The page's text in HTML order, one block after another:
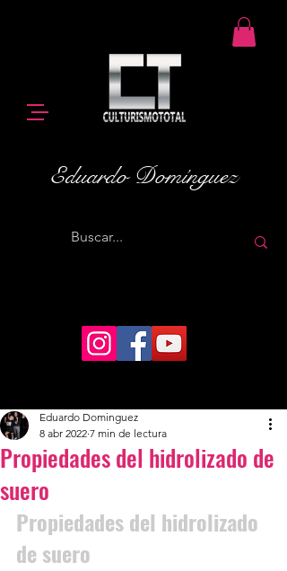
Eduardo Domínguez
Propiedades del hidrolizado de
suero
Eduardo Dominguez
8 abr 2022 7 min de lectura
Propiedades del hidrolizado
de suero